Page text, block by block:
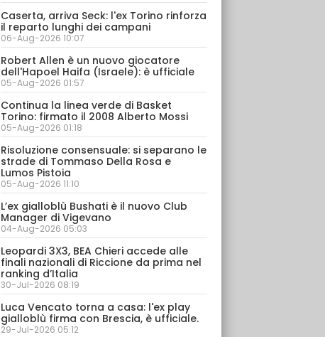
Caserta, arriva Seck: l'ex Torino rinforza
il reparto lunghi dei campani
06-Aug-2026 10:07
Robert Allen è un nuovo giocatore
dell'Hapoel Haifa (Israele): è ufficiale
05-Aug-2026 01:57
Continua la linea verde di Basket
Torino: firmato il 2008 Alberto Mossi
05-Aug-2026 01:18
Risoluzione consensuale: si separano le
strade di Tommaso Della Rosa e
Lumos Pistoia
05-Aug-2026 11:10
L’ex gialloblù Bushati è il nuovo Club
Manager di Vigevano
04-Aug-2026 05:03
Leopardi 3X3, BEA Chieri accede alle
finali nazionali di Riccione da prima nel
ranking d’Italia
30-Jul-2026 08:19
Luca Vencato torna a casa: l'ex play
gialloblù firma con Brescia, è ufficiale.
29-Jul-2026 05:12